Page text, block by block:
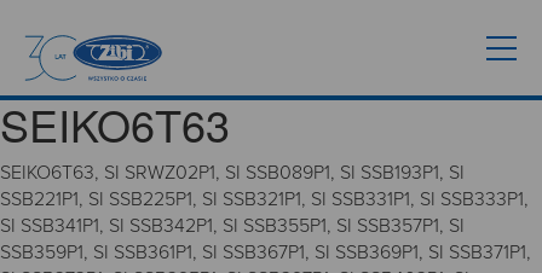
SEIKO6T63
SEIKO6T63, SI SRWZ02P1, SI SSB089P1, SI SSB193P1, SI
SSB221P1, SI SSB225P1, SI SSB321P1, SI SSB331P1, SI SSB333P1,
SI SSB341P1, SI SSB342P1, SI SSB355P1, SI SSB357P1, SI
SSB359P1, SI SSB361P1, SI SSB367P1, SI SSB369P1, SI SSB371P1,